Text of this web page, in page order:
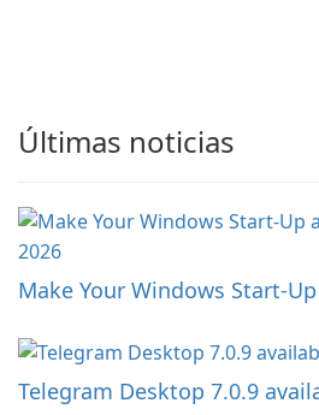
Últimas noticias
Make Your Windows Start-
Telegram Desktop 7.0.9